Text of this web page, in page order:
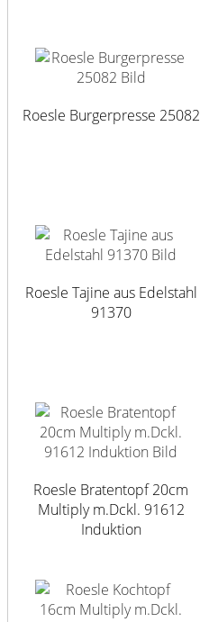
Roesle Burgerpresse 25082
Roesle Tajine aus Edelstahl
91370
Roesle Bratentopf 20cm
Multiply m.Dckl. 91612
Induktion